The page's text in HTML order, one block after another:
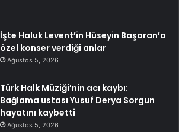
İşte Haluk Levent’in Hüseyin Başaran’a
özel konser verdiği anlar
Ağustos 5, 2026
Türk Halk Müziği’nin acı kaybı:
Bağlama ustası Yusuf Derya Sorgun
hayatını kaybetti
Ağustos 5, 2026